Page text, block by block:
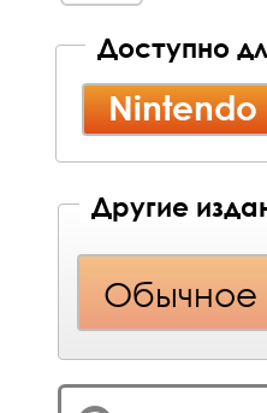
Доступно
Nintendo
Другие
Обычное